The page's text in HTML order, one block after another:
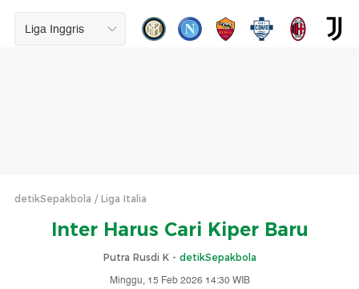
detikSepakbola Liga Italia
Inter Harus Cari Kiper Baru
Putra Rusdi K - detikSepakbola
Minggu, 15 Feb 2026 14:30 WIB